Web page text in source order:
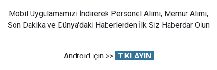
Mobil Uygulamamızı İndirerek Personel Alımı, Memur Alımı,
Son Dakika ve Dünya'daki Haberlerden İlk Siz Haberdar Olun
Android için >> TIKLAYIN